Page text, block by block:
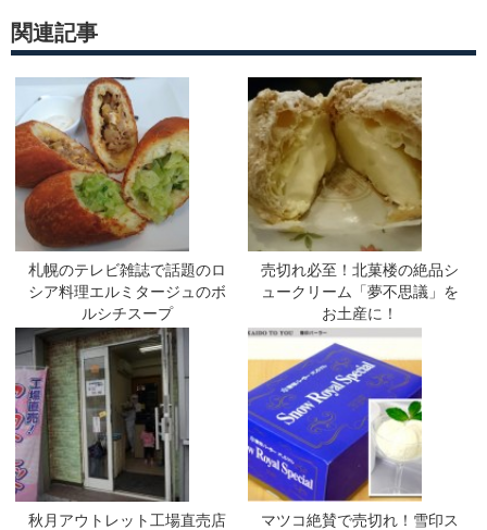
関連記事
札幌のテレビ雑誌で話題のロ
シア料理エルミタージュのボ
ルシチスープ
売切れ必至！北菓楼の絶品シ
ュークリーム「夢不思議」を
お土産に！
秋月アウトレット工場直売店
マツコ絶賛で売切れ！雪印ス